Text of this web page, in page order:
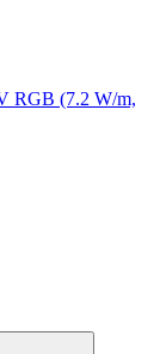
RGB (7.2 W/m,